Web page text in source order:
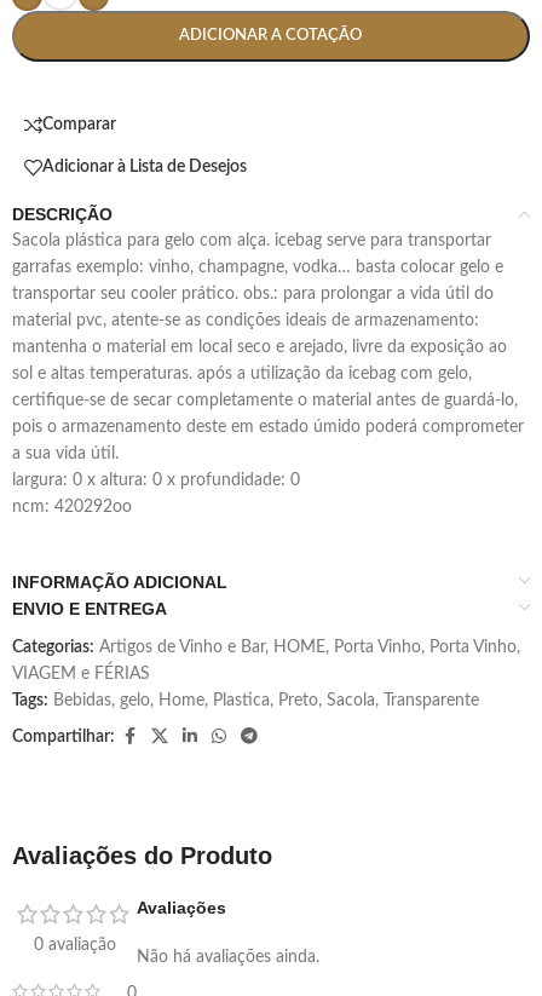
ADICIONAR A COTAÇÃO
Comparar
Adicionar à Lista de Desejos
DESCRIÇÃO
sacola plástica para gelo com alça. icebag serve para transportar
garrafas exemplo: vinho, champagne, vodka… basta colocar gelo e
transportar seu cooler prático. obs.: para prolongar a vida útil do
material pvc, atente-se as condições ideais de armazenamento:
mantenha o material em local seco e arejado, livre da exposição ao
sol e altas temperaturas. após a utilização da icebag com gelo,
certifique-se de secar completamente o material antes de guardá-lo,
pois o armazenamento deste em estado úmido poderá comprometer
a sua vida útil.
largura: 0 x altura: 0 x profundidade: 0
ncm: 420292oo
INFORMAÇÃO ADICIONAL
ENVIO E ENTREGA
Categorias: Artigos de Vinho e Bar, HOME, Porta Vinho, Porta Vinho,
VIAGEM e FÉRIAS
Tags: Bebidas, gelo, Home, Plastica, Preto, Sacola, Transparente
Compartilhar:
Avaliações do Produto
0 avaliação
Avaliações
Não há avaliações ainda.